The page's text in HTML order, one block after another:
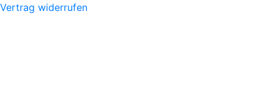
Vertrag widerrufen